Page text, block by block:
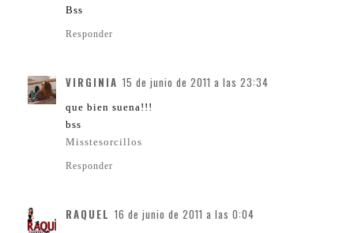
Bss
Responder
VIRGINIA 15 de junio de 2011 a las 23:34
que bien suena!!!
bss
Misstesorcillos
Responder
RAQUEL 16 de junio de 2011 a las 0:04